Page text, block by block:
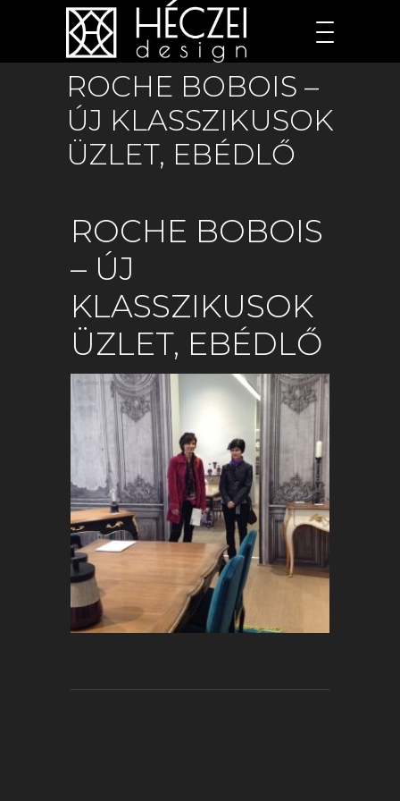
ROCHE BOBOIS –
ÚJ KLASSZIKUSOK
ÜZLET, EBÉDLŐ
ROCHE BOBOIS
– ÚJ
KLASSZIKUSOK
ÜZLET, EBÉDLŐ